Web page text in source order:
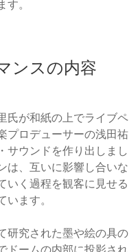
。
ンスの内容
氏が和紙の上でライブペ
プロデューサーの浅田祐
サウンドを作り出しまし
は、互いに影響し合いな
いく過程を観客に見せる
ます。
研究された墨や絵の具の
ドームの内部に投影され